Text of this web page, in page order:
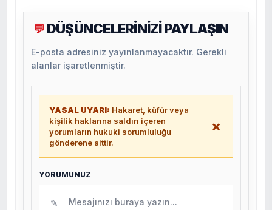
💬 DÜŞÜNCELERİNİZİ PAYLAŞIN
E-posta adresiniz yayınlanmayacaktır. Gerekli
alanlar işaretlenmiştir.
YASAL UYARI: Hakaret, küfür veya
kişilik haklarına saldırı içeren
yorumların hukuki sorumluluğu
gönderene aittir.
×
YORUMUNUZ
✎